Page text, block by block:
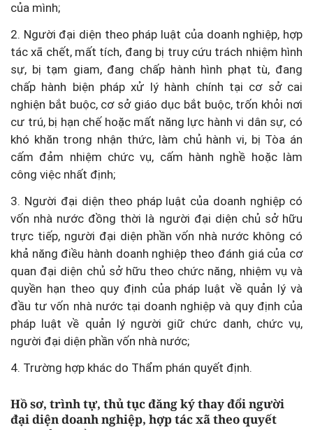
của mình;
2. Người đại diện theo pháp luật của doanh nghiệp, hợp
tác xã chết, mất tích, đang bị truy cứu trách nhiệm hình
sự, bị tạm giam, đang chấp hành hình phạt tù, đang
chấp hành biện pháp xử lý hành chính tại cơ sở cai
nghiện bắt buộc, cơ sở giáo dục bắt buộc, trốn khỏi nơi
cư trú, bị hạn chế hoặc mất năng lực hành vi dân sự, có
khó khăn trong nhận thức, làm chủ hành vi, bị Tòa án
cấm đảm nhiệm chức vụ, cấm hành nghề hoặc làm
công việc nhất định;
3. Người đại diện theo pháp luật của doanh nghiệp có
vốn nhà nước đồng thời là người đại diện chủ sở hữu
trực tiếp, người đại diện phần vốn nhà nước không có
khả năng điều hành doanh nghiệp theo đánh giá của cơ
quan đại diện chủ sở hữu theo chức năng, nhiệm vụ và
quyền hạn theo quy định của pháp luật về quản lý và
đầu tư vốn nhà nước tại doanh nghiệp và quy định của
pháp luật về quản lý người giữ chức danh, chức vụ,
người đại diện phần vốn nhà nước;
4. Trường hợp khác do Thẩm phán quyết định.
Hồ sơ, trình tự, thủ tục đăng ký thay đổi người
đại diện doanh nghiệp, hợp tác xã theo quyết